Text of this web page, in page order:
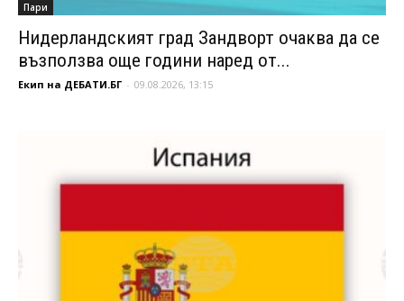
Пари
Нидерландският град Зандворт очаква да се
възползва още години наред от...
Екип на ДЕБАТИ.БГ - 09.08.2026, 13:15